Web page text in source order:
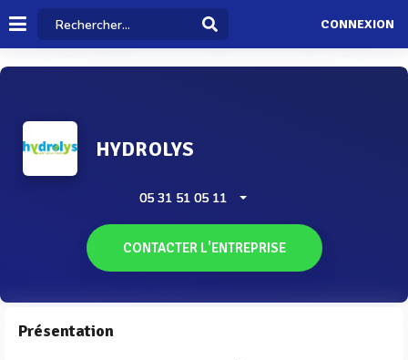
CONNEXION
HYDROLYS
05 31 51 05 11
CONTACTER L'ENTREPRISE
Présentation